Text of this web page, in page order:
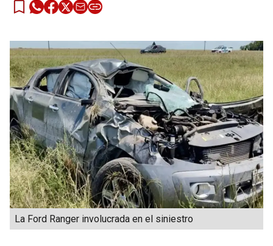
La Ford Ranger involucrada en el siniestro